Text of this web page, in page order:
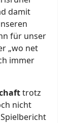
damit
für unser
„wo net
immer
trotz
nicht